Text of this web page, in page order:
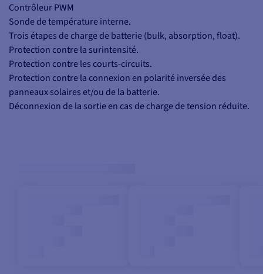
Contrôleur PWM
Sonde de température interne.
Trois étapes de charge de batterie (bulk, absorption, float).
Protection contre la surintensité.
Protection contre les courts-circuits.
Protection contre la connexion en polarité inversée des
panneaux solaires et/ou de la batterie.
Déconnexion de la sortie en cas de charge de tension réduite.